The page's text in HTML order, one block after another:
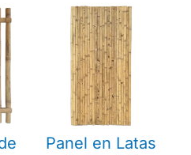
Panel en Latas